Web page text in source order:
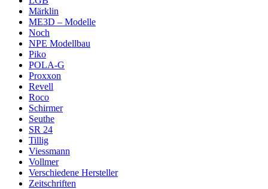
Märklin
ME3D – Modelle
Noch
NPE Modellbau
Piko
POLA-G
Proxxon
Revell
Roco
Schirmer
Seuthe
SR 24
Tillig
Viessmann
Vollmer
Verschiedene Hersteller
Zeitschriften